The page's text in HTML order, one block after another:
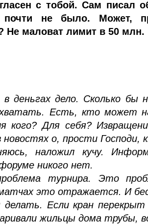
с тобой. Сам писал
почти не было. Может,
Не маловат лимит в 50
деньгах дело. Сколько бы
Есть, кто может
кого? Для себя?
новостях о, прости
наложил кучу.
никого нет.
турнира. Это
это отражается. И
Если кран перекрыт
жильцы дома трубы,